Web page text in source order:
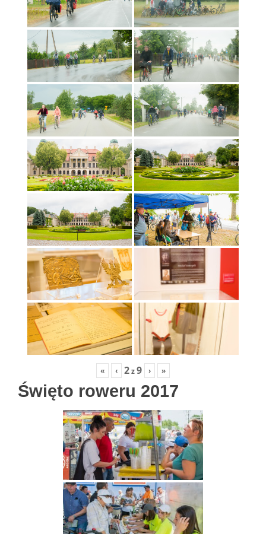
« ‹ 2z9 › »
Święto roweru 2017